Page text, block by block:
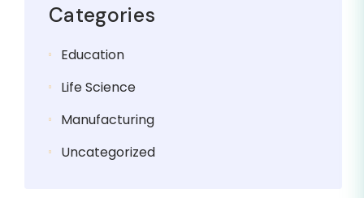
Categories
Education
Life Science
Manufacturing
Uncategorized